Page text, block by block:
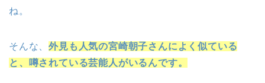
ね。
そんな、外見も人気の宮崎朝子さんによく似ている
と、噂されている芸能人がいるんです。